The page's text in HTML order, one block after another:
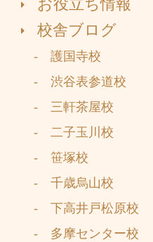
お役立ち情報
校舎ブログ
- 護国寺校
- 渋谷表参道校
- 三軒茶屋校
- 二子玉川校
- 笹塚校
- 千歳烏山校
- 下高井戸松原校
- 多摩センター校